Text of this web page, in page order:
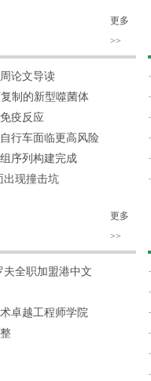
更多
>>
周论文导读
制的新型噬菌体
疫反应
行车面临更高风险
序列构建完成
出现撞击坑
更多
>>
夫全职加盟港中文
卓越工程师学院
·
·
·
·
·
·
·
·
·
·
·
·